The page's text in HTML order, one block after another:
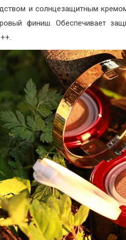
и солнцезащитным
финиш. Обеспечивает